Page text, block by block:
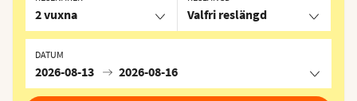
Valfri reslängd
DATUM
2026-08-13 2026-08-16
2 vuxna